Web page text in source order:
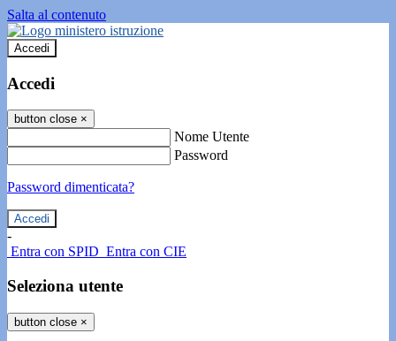
Salta al contenuto
Accedi
Accedi
button close ×
Nome Utente
Password
Password dimenticata?
-
Entra con SPID Entra con CIE
Seleziona utente
button close ×